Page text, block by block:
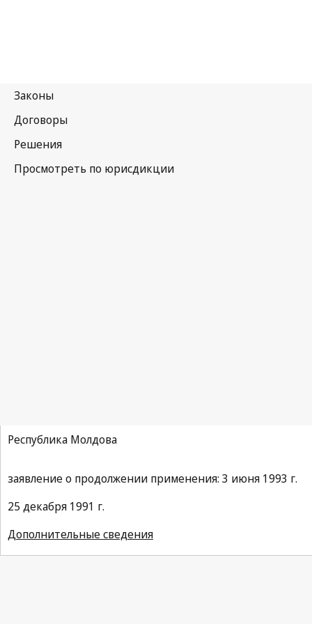
Республика Молдова
заявление о продолжении применения: 3 июня 1993 г.
25 декабря 1991 г.
Дополнительные сведения